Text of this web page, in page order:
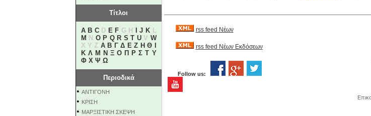
Τίτλοι
A B CD E F G H J KL
M N O P Q R S T UV W
X Y Z Α Β Γ Δ Ε Ζ Η Θ
Κ Λ Μ Ν Ξ Ο Π Ρ Σ Τ Υ
Φ Χ Ψ Ω
Περιοδικά
• ΑΝΤΙΓΟΝΗ
• ΚΡΙΣΗ
• ΜΑΡΞΙΣΤΙΚΗ ΣΚΕΨΗ
rss feed Νέων
rss feed Νέων Εκδόσεων
Follow us: